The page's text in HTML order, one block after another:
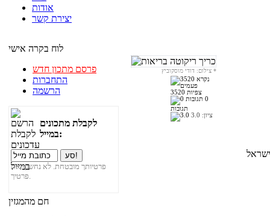
אודות
יצירת קשר
לוח בקרה אישי
פרסם מתכון חדש
התחברות
הרשמה
לקבלת מתכונים
במייל:
פרטיותך מובטחת. לא נחשוף את
פרטיך.
חם מהמגזין
*
3520 צפיות
0
תגובות
ציון: 3.0